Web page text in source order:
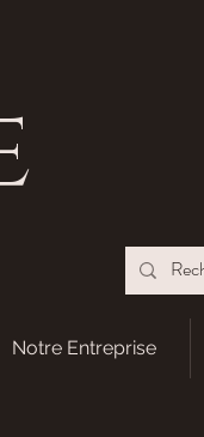
Notre Entreprise